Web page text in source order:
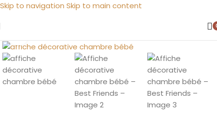
Skip to navigation Skip to main content